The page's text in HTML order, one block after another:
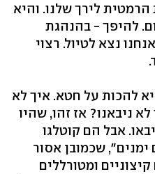
לירך שלנו. והיא
להיפך - בהנהגת
נצא לטיול. רצוי
להכות על חטא. איך לא
ניבאנו? אז זהו, שהיו
אבל הם קוטלגו
ימנים", שכמובן אסור
ומטורללים